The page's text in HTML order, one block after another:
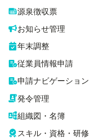
源泉徴収票
お知らせ管理
年末調整
従業員情報申請
申請ナビゲーション
発令管理
組織図・名簿
スキル・資格・研修